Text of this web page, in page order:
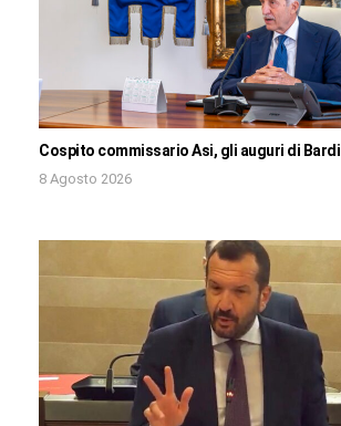
Cospito commissario Asi, gli auguri di Bardi
8 Agosto 2026